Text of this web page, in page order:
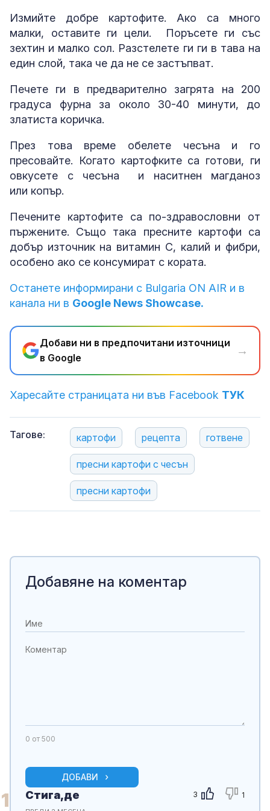
Измийте добре картофите. Ако са много
малки, оставите ги цели. Поръсете ги със
зехтин и малко сол. Разстелете ги ги в тава на
един слой, така че да не се застъпват.
Печете ги в предварително загрята на 200
градуса фурна за около 30-40 минути, до
златиста коричка.
През това време обелете чесъна и го
пресовайте. Когато картофките са готови, ги
овкусете с чесъна и наситнен магданоз
или копър.
Печените картофите са по-здравословни от
пържените. Също така пресните картофи са
добър източник на витамин C, калий и фибри,
особено ако се консумират с кората.
Останете информирани с Bulgaria ON AIR и в
канала ни в Google News Showcase.
Добави ни в предпочитани източници
в Google
→
Харесайте страницата ни във Facebook ТУК
Тагове: картофи рецепта готвене
пресни картофи с чесън
пресни картофи
Добавяне на коментар
0 от 500
ДОБАВИ
1 3 1
Стига,де